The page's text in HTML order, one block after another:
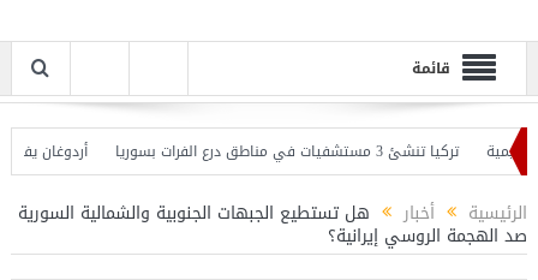
قائمة
تركيا تنشئ 3 مستشفيات في مناطق درع الفرات بسوريا
أردوغان يفتتح
الرئيسية أخبار هل تستطيع الجبهات الجنوبية والشمالية السورية
صد الهجمة الروسي إيرانية؟